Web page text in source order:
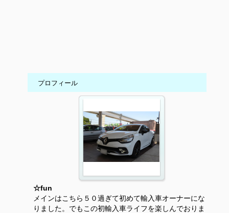
プロフィール
☆fun
メインはこちら５０過ぎて初めて輸入車オーナーにな
りました。でもこの初輸入車ライフを楽しんでおりま